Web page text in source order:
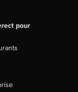
pour